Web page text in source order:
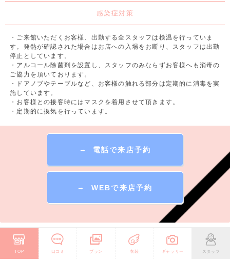
感染症対策
・ご来館いただくお客様、出勤する全スタッフは検温を行っていま
す。発熱が確認された場合はお店への入場をお断り、スタッフは出勤
停止としています。
・アルコール除菌剤を設置し、スタッフのみならずお客様へも消毒の
ご協力を頂いております。
・ドアノブやテーブルなど、お客様の触れる部分は定期的に消毒を実
施しています。
・お客様との接客時にはマスクを着用させて頂きます。
・定期的に換気を行っています。
→ 電話で来店予約
→ WEBで来店予約
TOP 口コミ プラン 衣装 ギャラリー スタッフ